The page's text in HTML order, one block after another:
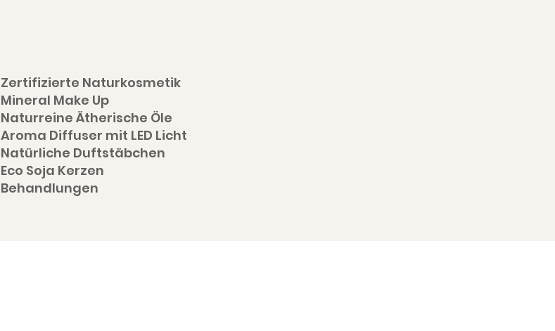
Zertifizierte Naturkosmetik
Mineral Make Up
Naturreine Ätherische Öle
Aroma Diffuser mit LED Licht
Natürliche Duftstäbchen
Eco Soja Kerzen
Behandlungen